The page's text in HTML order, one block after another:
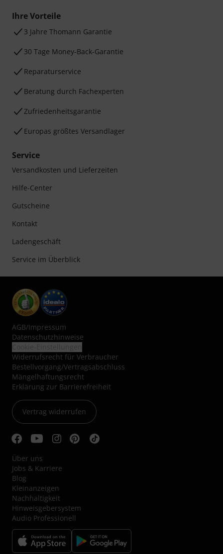
Ihre Vorteile
3 Jahre Thomann Garantie
30 Tage Money-Back-Garantie
Reparaturservice
Beratung durch Fachexperten
Zufriedenheitsgarantie
Europas größtes Versandlager
Service
Versandkosten und Lieferzeiten
Hilfe-Center
Gutscheine
Kontakt
Ladengeschäft
Service im Überblick
AGB/Impressum
Datenschutzhinweise
Widerrufsrecht für Verbraucher
Bestellvorgang/Vertragsabschluss
Mängelhaftungsrecht
Erklärung zur Barrierefreiheit
Vertrag widerrufen
Über uns
Jobs & Karriere
Blog
Kleinanzeigen
Nachhaltigkeit
Hinweisgebersystem
Audio Professionell